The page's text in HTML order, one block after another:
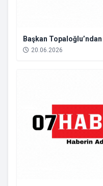
Başkan
20.06.2026